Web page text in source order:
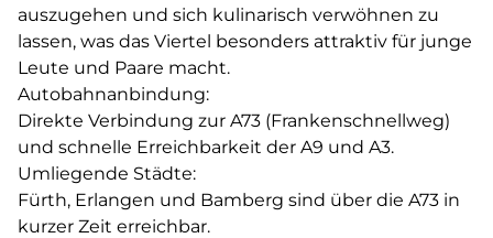
auszugehen und sich kulinarisch verwöhnen zu
lassen, was das Viertel besonders attraktiv für junge
Leute und Paare macht.
Autobahnanbindung:
Direkte Verbindung zur A73 (Frankenschnellweg)
und schnelle Erreichbarkeit der A9 und A3.
Umliegende Städte:
Fürth, Erlangen und Bamberg sind über die A73 in
kurzer Zeit erreichbar.